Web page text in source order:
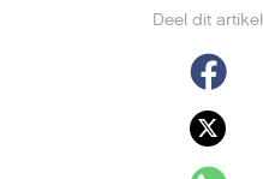
Deel dit artikel